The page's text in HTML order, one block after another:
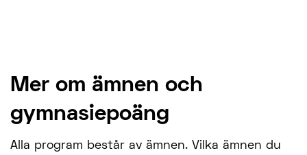
Mer om ämnen och
gymnasiepoäng
Alla program består av ämnen. Vilka ämnen du